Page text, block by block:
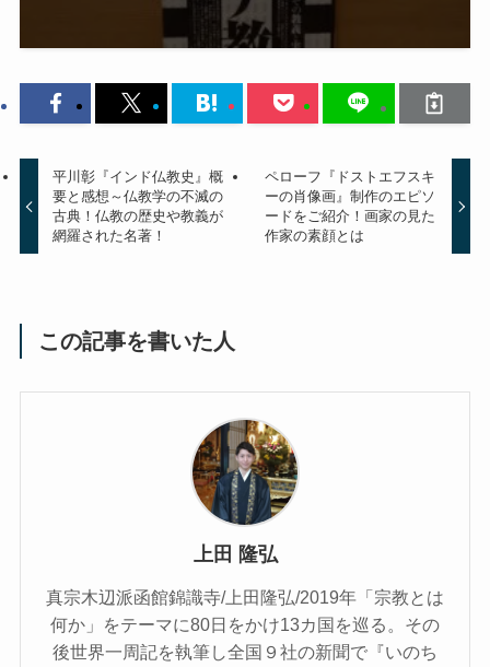
平川彰『インド仏教史』概
要と感想～仏教学の不滅の
古典！仏教の歴史や教義が
網羅された名著！
ペローフ『ドストエフスキ
ーの肖像画』制作のエピソ
ードをご紹介！画家の見た
作家の素顔とは
この記事を書いた人
上田 隆弘
真宗木辺派函館錦識寺/上田隆弘/2019年「宗教とは
何か」をテーマに80日をかけ13カ国を巡る。その
後世界一周記を執筆し全国９社の新聞で『いのち